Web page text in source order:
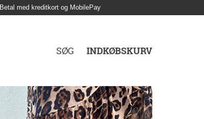
Betal med kreditkort og MobilePay
SØG INDKØBSKURV